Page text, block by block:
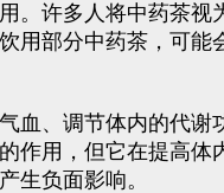
许多人将中药茶视
用部分中药茶，可能
血、调节体内的代谢
作用，但它在提高体
生负面影响。